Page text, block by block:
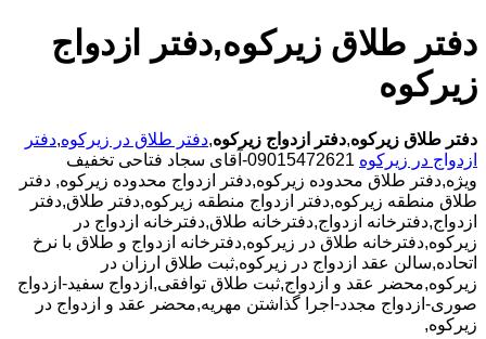
دفتر طلاق زیرکوه,دفتر ازدواج
زیرکوه
دفتر طلاق زیرکوه,دفتر ازدواج زیرکوه,دفتر طلاق در زیرکوه,دفتر
ازدواج در زیرکوه
09015472621-آقای سجاد فتاحی تخفیف
ویژه,دفتر طلاق محدوده زیرکوه,دفتر ازدواج محدوده زیرکوه, دفتر
طلاق منطقه زیرکوه,دفتر ازدواج منطقه زیرکوه,دفتر طلاق,دفتر
ازدواج,دفترخانه ازدواج,دفترخانه طلاق,دفترخانه ازدواج در
زیرکوه,دفترخانه طلاق در زیرکوه,دفترخانه ازدواج و طلاق با نرخ
اتحاده,سالن عقد ازدواج در زیرکوه,ثبت طلاق ارزان در
زیرکوه,محضر عقد و ازدواج,ثبت طلاق توافقی,ازدواج سفید-ازدواج
صوری-ازدواج مجدد-اجرا گذاشتن مهریه,محضر عقد و ازدواج در
زیرکوه,